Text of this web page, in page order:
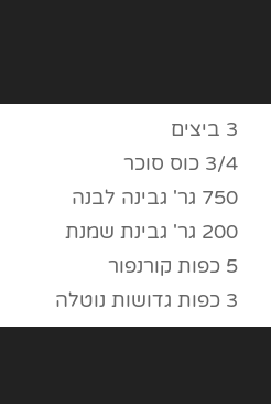
3 ביצים
3/4 כוס סוכר
750 גר' גבינה לבנה
200 גר' גבינת שמנת
5 כפות קורנפור
3 כפות גדושות נוטלה